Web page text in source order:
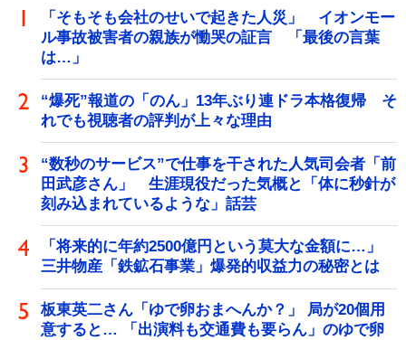
「そもそも会社のせいで起きた人災」 イオンモー
ル事故被害者の親族が慟哭の証言 「最後の言葉
は…」
“爆死”報道の「のん」13年ぶり連ドラ本格復帰 そ
れでも視聴者の評判が上々な理由
“数秒のサービス”で仕事を干された人気司会者「前
田武彦さん」 生涯現役だった気概と「体に秒針が
刻み込まれているような」話芸
「将来的に年約2500億円という莫大な金額に…」
三井物産「鉄鉱石事業」爆発的収益力の秘密とは
板東英二さん「ゆで卵おまへんか？」 局が20個用
意すると… 「出演料も交通費も要らん」のゆで卵